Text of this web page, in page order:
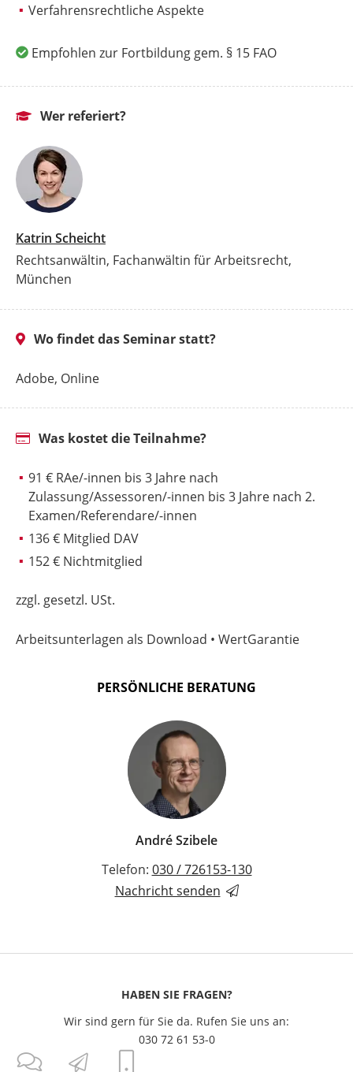
Verfahrensrechtliche Aspekte
Empfohlen zur Fortbildung gem. § 15 FAO
Wer referiert?
Katrin Scheicht
Rechtsanwältin, Fachanwältin für Arbeitsrecht,
München
Wo findet das Seminar statt?
Adobe, Online
Was kostet die Teilnahme?
91 € RAe/-innen bis 3 Jahre nach
Zulassung/Assessoren/-innen bis 3 Jahre nach 2.
Examen/Referendare/-innen
136 € Mitglied DAV
152 € Nichtmitglied
zzgl. gesetzl. USt.
Arbeitsunterlagen als Download • WertGarantie
PERSÖNLICHE BERATUNG
André Szibele
Telefon: 030 / 726153-130
Nachricht senden
HABEN SIE FRAGEN?
Wir sind gern für Sie da. Rufen Sie uns an:
030 72 61 53-0